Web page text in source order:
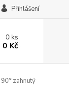
Přihlášení
0ks
0 Kč
zahnutý